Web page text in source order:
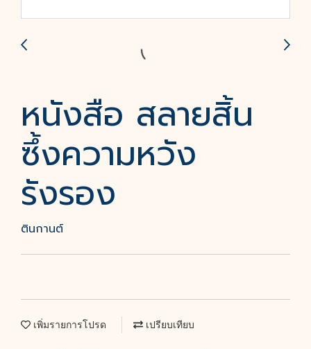
หนังสือ สลายสิ้น
ซึ้งความหวัง
รังรอง
ตินกานต์
เพิ่มรายการโปรด เปรียบเทียบ